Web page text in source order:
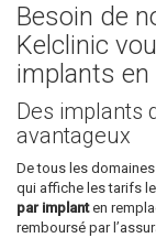
Besoin de
Kelclinic
implants en
Des implants
avantageux
De tous les
qui affiche les tarifs
par implanten
remboursé par